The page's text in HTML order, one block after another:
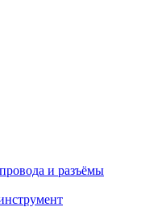
и разъёмы